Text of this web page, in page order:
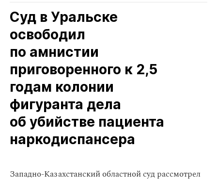
Суд в Уральске
освободил
по амнистии
приговоренного к 2,5
годам колонии
фигуранта дела
об убийстве пациента
наркодиспансера
Западно-Казахстанский областной суд рассмотрел